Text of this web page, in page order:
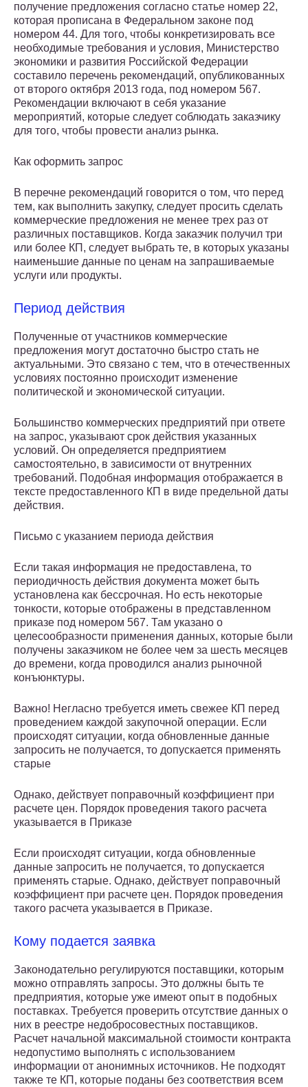
получение предложения согласно статье номер 22,
которая прописана в Федеральном законе под
номером 44. Для того, чтобы конкретизировать все
необходимые требования и условия, Министерство
экономики и развития Российской Федерации
составило перечень рекомендаций, опубликованных
от второго октября 2013 года, под номером 567.
Рекомендации включают в себя указание
мероприятий, которые следует соблюдать заказчику
для того, чтобы провести анализ рынка.
Как оформить запрос
В перечне рекомендаций говорится о том, что перед
тем, как выполнить закупку, следует просить сделать
коммерческие предложения не менее трех раз от
различных поставщиков. Когда заказчик получил три
или более КП, следует выбрать те, в которых указаны
наименьшие данные по ценам на запрашиваемые
услуги или продукты.
Период действия
Полученные от участников коммерческие
предложения могут достаточно быстро стать не
актуальными. Это связано с тем, что в отечественных
условиях постоянно происходит изменение
политической и экономической ситуации.
Большинство коммерческих предприятий при ответе
на запрос, указывают срок действия указанных
условий. Он определяется предприятием
самостоятельно, в зависимости от внутренних
требований. Подобная информация отображается в
тексте предоставленного КП в виде предельной даты
действия.
Письмо с указанием периода действия
Если такая информация не предоставлена, то
периодичность действия документа может быть
установлена как бессрочная. Но есть некоторые
тонкости, которые отображены в представленном
приказе под номером 567. Там указано о
целесообразности применения данных, которые были
получены заказчиком не более чем за шесть месяцев
до времени, когда проводился анализ рыночной
конъюнктуры.
Важно! Негласно требуется иметь свежее КП перед
проведением каждой закупочной операции. Если
происходят ситуации, когда обновленные данные
запросить не получается, то допускается применять
старые
Однако, действует поправочный коэффициент при
расчете цен. Порядок проведения такого расчета
указывается в Приказе
Если происходят ситуации, когда обновленные
данные запросить не получается, то допускается
применять старые. Однако, действует поправочный
коэффициент при расчете цен. Порядок проведения
такого расчета указывается в Приказе.
Кому подается заявка
Законодательно регулируются поставщики, которым
можно отправлять запросы. Это должны быть те
предприятия, которые уже имеют опыт в подобных
поставках. Требуется проверить отсутствие данных о
них в реестре недобросовестных поставщиков.
Расчет начальной максимальной стоимости контракта
недопустимо выполнять с использованием
информации от анонимных источников. Не подходят
также те КП, которые поданы без соответствия всем